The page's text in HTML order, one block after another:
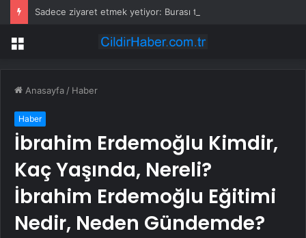
Menü
Anasayfa / Haber
Haber
İbrahim Erdemoğlu Kimdir,
Kaç Yaşında, Nereli?
İbrahim Erdemoğlu Eğitimi
Nedir, Neden Gündemde?